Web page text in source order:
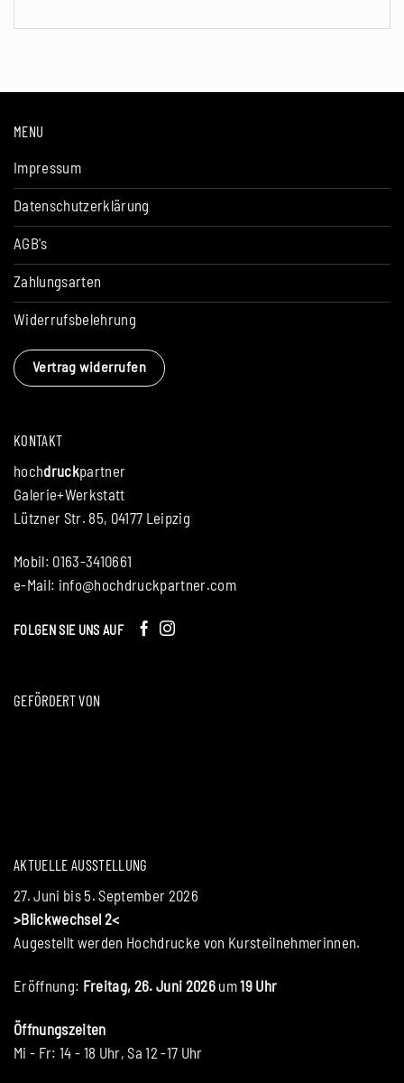
KONTAKT
hochdruckpartner
Galerie+Werkstatt
Lützner Str. 85, 04177 Leipzig
Mobil: 0163-3410661
e-Mail: info@hochdruckpartner.com
FOLGEN SIE UNS AUF
GEFÖRDERT VON
AKTUELLE AUSSTELLUNG
27. Juni bis 5. September 2026
>Blickwechsel 2<
Augestellt werden Hochdrucke von Kursteilnehmerinnen.
Eröffnung: Freitag, 26. Juni 2026 um19 Uhr
Öffnungszeiten
Mi - Fr: 14 - 18 Uhr, Sa 12 -17 Uhr
MENU
Impressum
Datenschutzerklärung
AGB's
Zahlungsarten
Widerrufsbelehrung
Vertrag widerrufen